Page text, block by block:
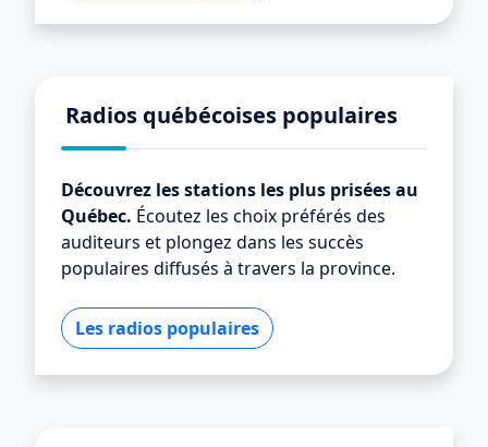
Radios québécoises populaires
Découvrez les stations les plus prisées au
Québec. Écoutez les choix préférés des
auditeurs et plongez dans les succès
populaires diffusés à travers la province.
Les radios populaires